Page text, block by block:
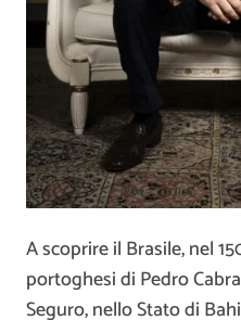
A scoprire il Brasile, nel
portoghesi di Pedro
Seguro, nello Stato di